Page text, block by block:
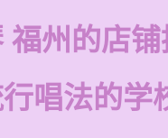
福州的店
唱法的学